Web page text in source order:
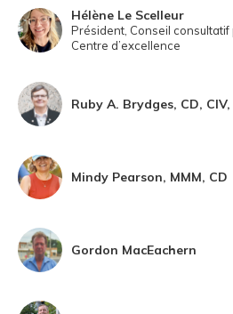
Hélène Le Scelleur
Président, Conseil
Centre d’excellence
Ruby A. Brydges, CD, CIV,
Mindy Pearson, MMM, CD
Gordon MacEachern